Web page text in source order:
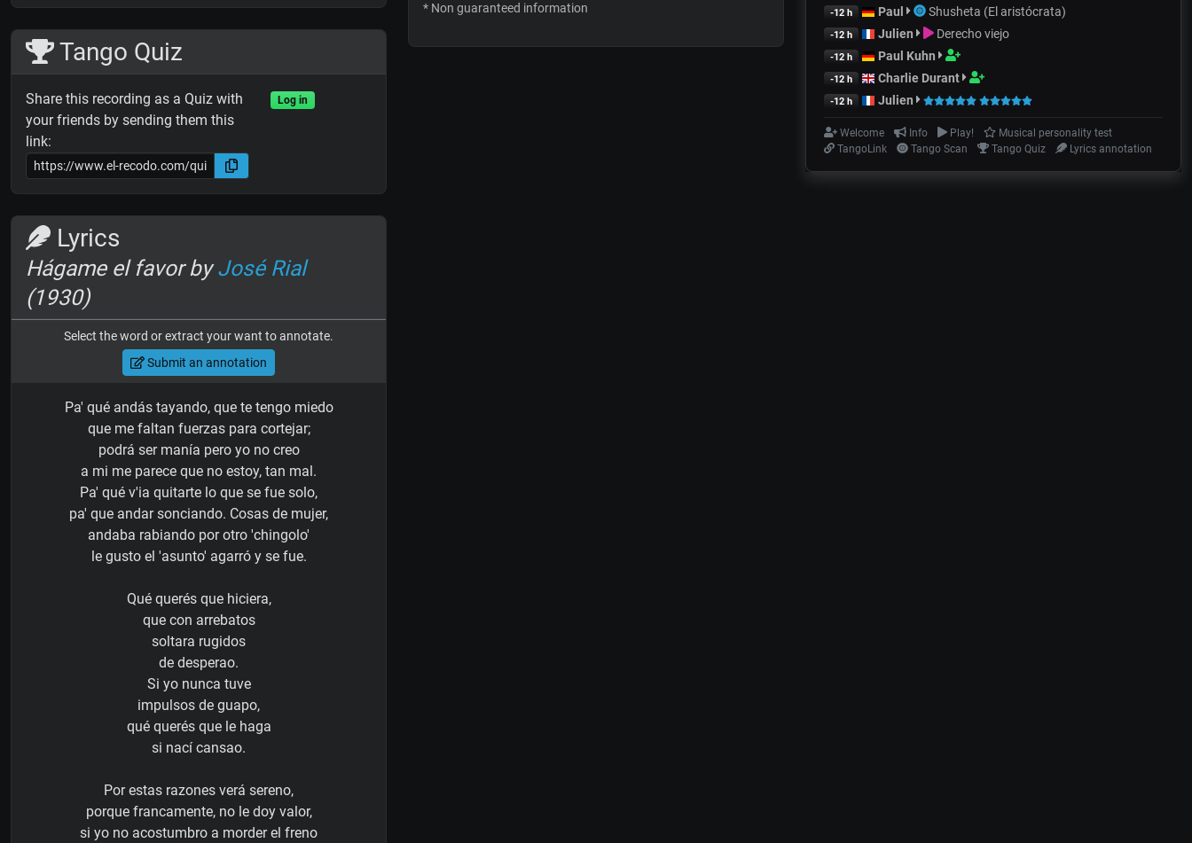
Tango Quiz
Share this recording as a Quiz with
your friends by sending them this
link:
Log in
Lyrics
Hágame el favor byJosé Rial
(1930)
Select the word or extract your want to annotate.
Submit an annotation
Pa' qué andás tayando, que te tengo miedo
que me faltan fuerzas para cortejar;
podrá ser manía pero yo no creo
a mi me parece que no estoy, tan mal.
Pa' qué v'ia quitarte lo que se fue solo,
pa' que andar sonciando. Cosas de mujer,
andaba rabiando por otro 'chingolo'
le gusto el 'asunto' agarró y se fue.
Qué querés que hiciera,
que con arrebatos
soltara rugidos
de desperao.
Si yo nunca tuve
impulsos de guapo,
qué querés que le haga
si nací cansao.
Por estas razones verá sereno,
porque francamente, no le doy valor,
si yo no acostumbro a morder el freno
* Non guaranteed information -12 h Paul Shusheta (El aristócrata)
-12 h Julien Derecho viejo
-12 h Paul Kuhn
-12 h Charlie Durant
-12 h Julien
Welcome Info Play!
Musical personality test
TangoLink
Tango Scan Tango Quiz Lyrics annotation